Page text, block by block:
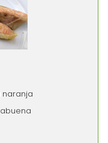
naranja